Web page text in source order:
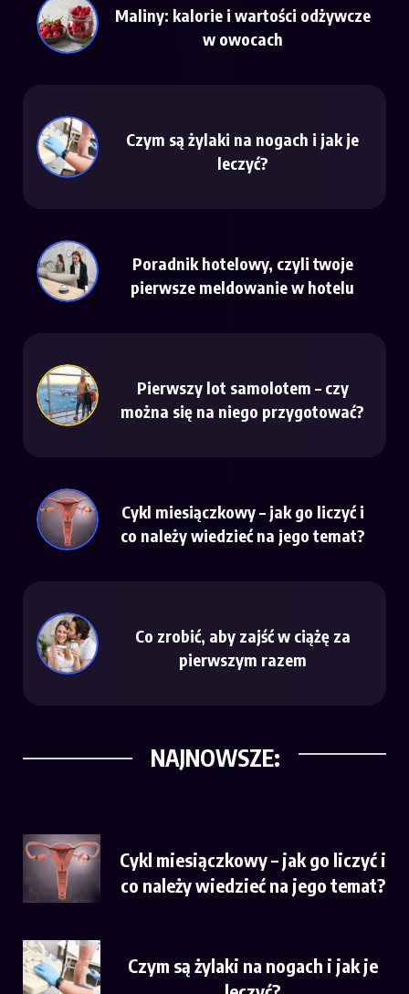
Maliny: kalorie i wartości odżywcze
w owocach
Czym są żylaki na nogach i jak je
leczyć?
Poradnik hotelowy, czyli twoje
pierwsze meldowanie w hotelu
Pierwszy lot samolotem – czy
można się na niego przygotować?
Cykl miesiączkowy – jak go liczyć i
co należy wiedzieć na jego temat?
Co zrobić, aby zajść w ciążę za
pierwszym razem
NAJNOWSZE:
Cykl miesiączkowy – jak go liczyć i
co należy wiedzieć na jego temat?
Czym są żylaki na nogach i jak je